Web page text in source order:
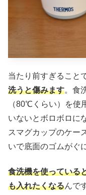
当たり前すぎること
洗うと傷みます。食
（80℃くらい）を使
いないとボロボロに
スマグカップのケー
いで底面のゴムがぐ
食洗機を使っている
も入れたくなるんで